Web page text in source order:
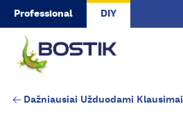
Skip to main content
Professional DIY
Dažniausiai Užduodami Klausimai